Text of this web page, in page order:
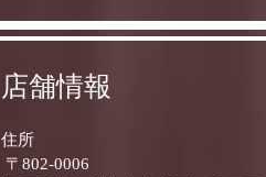
店舗情報
住所
〒802-0006